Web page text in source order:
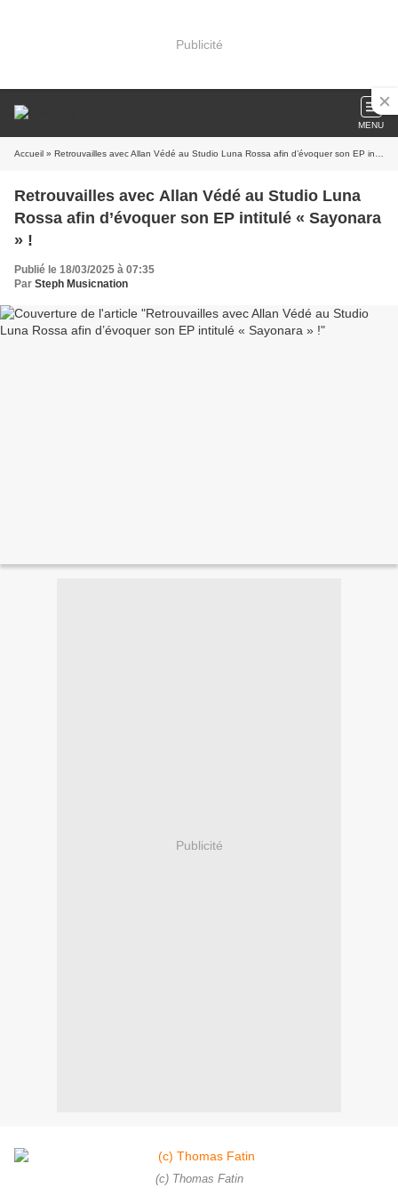
Publicité
MENU
Accueil » Retrouvailles avec Allan Védé au Studio Luna Rossa afin d’évoquer son EP intitulé « Sayonara » !
Retrouvailles avec Allan Védé au Studio Luna
Rossa afin d’évoquer son EP intitulé « Sayonara
» !
Publié le 18/03/2025 à 07:35
Par Steph Musicnation
Publicité
(c) Thomas Fatin